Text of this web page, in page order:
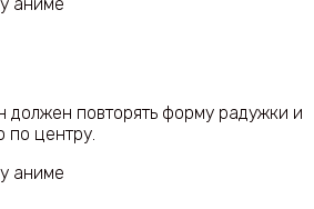
должен повторять форму радужки и
по центру.